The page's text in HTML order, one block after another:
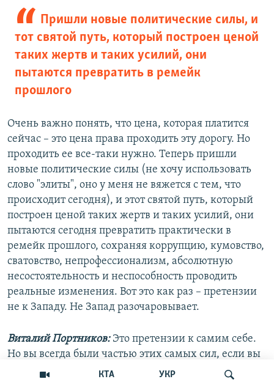
КТА УКР
Пришли новые политические силы, и
тот святой путь, который построен ценой
таких жертв и таких усилий, они
пытаются превратить в ремейк
прошлого
Очень важно понять, что цена, которая платится
сейчас – это цена права проходить эту дорогу. Но
проходить ее все-таки нужно. Теперь пришли
новые политические силы (не хочу использовать
слово "элиты", оно у меня не вяжется с тем, что
происходит сегодня), и этот святой путь, который
построен ценой таких жертв и таких усилий, они
пытаются сегодня превратить практически в
ремейк прошлого, сохраняя коррупцию, кумовство,
сватовство, непрофессионализм, абсолютную
несостоятельность и неспособность проводить
реальные изменения. Вот это как раз – претензии
не к Западу. Не Запад разочаровывает.
Виталий Портников:Это претензии к самим себе.
Но вы всегда были частью этих самых сил, если вы
не хотите их называть элитами. Это не одна и та же